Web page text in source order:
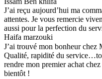
J’ai reçu aujourd’hui ma
attentes. Je vous remercie
aussi pour la perfection du
Haifa marzouki
J’ai trouvé mon bonheur
Qualité, rapidité du
rendre mon premier achat
bientôt !